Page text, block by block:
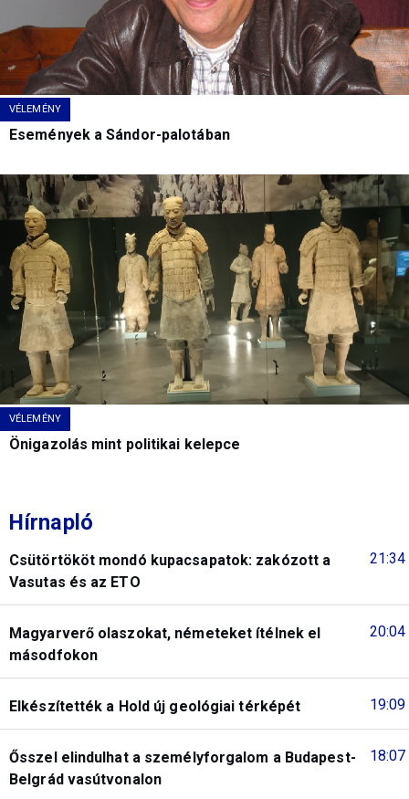
VÉLEMÉNY
Események a Sándor-palotában
VÉLEMÉNY
Önigazolás mint politikai kelepce
Hírnapló
21:34
Csütörtököt mondó kupacsapatok: zakózott a
Vasutas és az ETO
20:04
Magyarverő olaszokat, németeket ítélnek el
másodfokon
19:09
Elkészítették a Hold új geológiai térképét
18:07
Ősszel elindulhat a személyforgalom a Budapest-
Belgrád vasútvonalon